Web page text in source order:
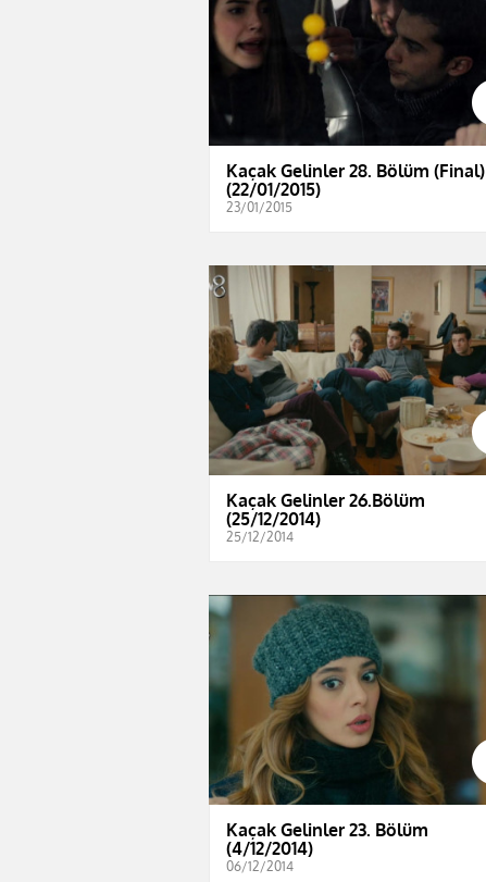
Kaçak Gelinler 28. Bölüm (Final)
(22/01/2015)
23/01/2015
Kaçak Gelinler 26.Bölüm
(25/12/2014)
25/12/2014
Kaçak Gelinler 23. Bölüm
(4/12/2014)
06/12/2014